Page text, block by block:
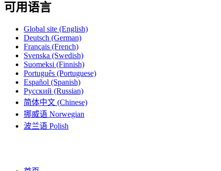
可用语言
Global site (English)
Deutsch (German)
Français (French)
Svenska (Swedish)
Suomeksi (Finnish)
Português (Portuguese)
Español (Spanish)
Русский (Russian)
简体中文 (Chinese)
挪威语 Norwegian
波兰语 Polish